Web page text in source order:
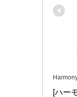
[ハー